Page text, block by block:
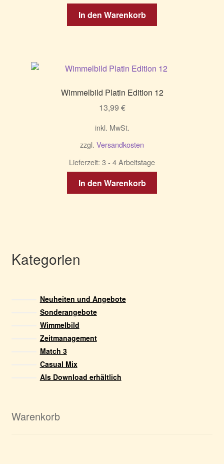
In den Warenkorb
Wimmelbild Platin Edition 12
13,99 €
inkl. MwSt.
zzgl. Versandkosten
Lieferzeit: 3 - 4 Arbeitstage
In den Warenkorb
Kategorien
Neuheiten und Angebote
Sonderangebote
Wimmelbild
Zeitmanagement
Match 3
Casual Mix
Als Download erhältlich
Warenkorb